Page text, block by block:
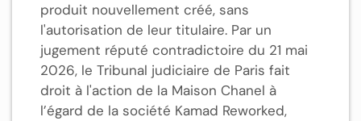
produit nouvellement créé, sans
l'autorisation de leur titulaire. Par un
jugement réputé contradictoire du 21 mai
2026, le Tribunal judiciaire de Paris fait
droit à l'action de la Maison Chanel à
l’égard de la société Kamad Reworked,